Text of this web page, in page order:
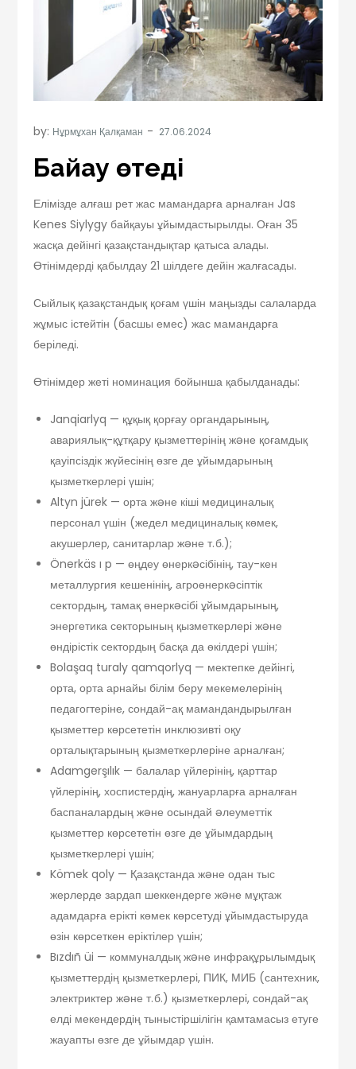
by: Нұрмұхан Қалқаман
Байқау өтеді
Елімізде алғаш рет жас мамандарға арналған Jas
Kenes Siylygy байқауы ұйымдастырылды. Оған 35
жасқа дейінгі қазақстандықтар қатыса алады.
Өтінімдерді қабылдау 21 шілдеге дейін жалғасады.
Сыйлық қазақстандық қоғам үшін маңызды салаларда
жұмыс істейтін (басшы емес) жас мамандарға
беріледі.
Өтінімдер жеті номинация бойынша қабылданады:
Janqiarlyq — құқық қорғау органдарының,
авариялық-құтқару қызметтерінің жəне қоғамдық
қауіпсіздік жүйесінің өзге де ұйымдарының
қызметкерлері үшін;
Altyn jürek — орта жəне кіші медициналық
персонал үшін (жедел медициналық көмек,
акушерлер, санитарлар жəне т. б.);
Önerkäs ı p — өңдеу өнеркəсібінің, тау-кен
металлургия кешенінің, агроөнеркəсіптік
сектордың, тамақ өнеркəсібі ұйымдарының,
энергетика секторының қызметкерлері жəне
өндірістік сектордың басқа да өкілдері үшін;
Bolaşaq turaly qamqorlyq — мектепке дейінгі,
орта, орта арнайы білім беру мекемелерінің
педагогтеріне, сондай-ақ мамандандырылған
қызметтер көрсететін инклюзивті оқу
орталықтарының қызметкерлеріне арналған;
Adamgerşılık — балалар үйлерінің, қарттар
үйлерінің, хоспистердің, жануарларға арналған
баспаналардың жəне осындай əлеуметтік
қызметтер көрсететін өзге де ұйымдардың
қызметкерлері үшін;
Kömek qoly — Қазақстанда жəне одан тыс
жерлерде зардап шеккендерге жəне мұқтаж
адамдарға ерікті көмек көрсетуді ұйымдастыруда
өзін көрсеткен еріктілер үшін;
Bızdıñ üi — коммуналдық жəне инфрақұрылымдық
қызметтердің қызметкерлері, ПИК, МИБ (сантехник,
электриктер жəне т. б.) қызметкерлері, сондай-ақ
елді мекендердің тыныстіршілігін қамтамасыз етуге
жауапты өзге де ұйымдар үшін.